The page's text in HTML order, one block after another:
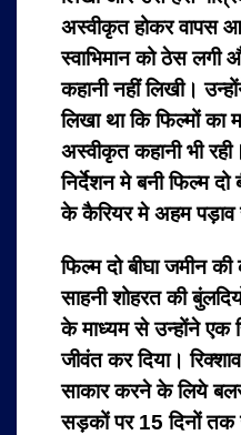
अस्वीकृत होकर
स्वाभिमान को ठेस लगी
कहानी नहीं लिखी।
लिखा था कि फिल्मों का
अस्वीकृत कहानी भी
निर्देशन मे बनी फिल्म दो
के कैरियर मे अहम पड़ाव
फिल्म दो बीघा जमीन
साहनी शोहरत की
के माध्यम से उन्होंने एक
जीवंत कर दिया।
साकार करने के लिये
सड़कों पर 15 दिनों तक